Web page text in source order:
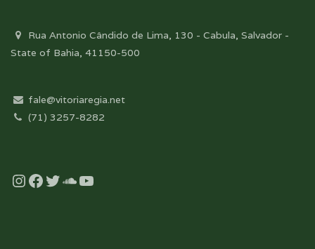
Rua Antonio Cândido de Lima, 130 - Cabula, Salvador -
State of Bahia, 41150-500
fale@vitoriaregia.net
(71) 3257-8282
Instagram
Facebook
Twitter
Soundcloud
YouTube